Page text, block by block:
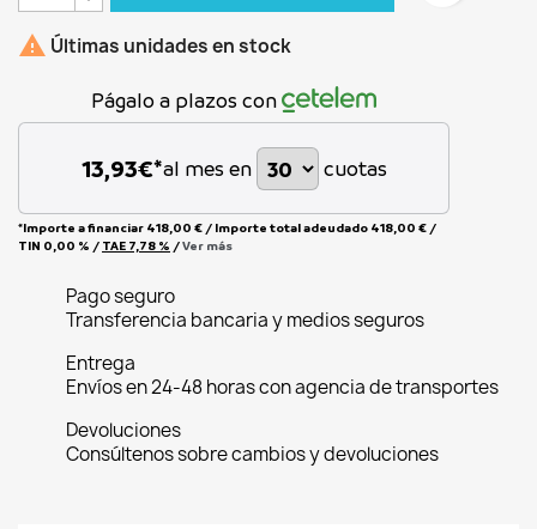
 Últimas unidades en stock
Págalo a plazos con
13,93€*al mes en cuotas
*Importe a financiar 418,00 € / Importe total adeudado 418,00 € /
TIN 0,00 % / TAE 7,78 % /Ver más
Pago seguro
Transferencia bancaria y medios seguros
Entrega
Envíos en 24-48 horas con agencia de transportes
Devoluciones
Consúltenos sobre cambios y devoluciones